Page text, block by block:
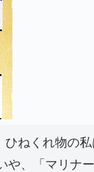
ねくれ物の
、「マリナ